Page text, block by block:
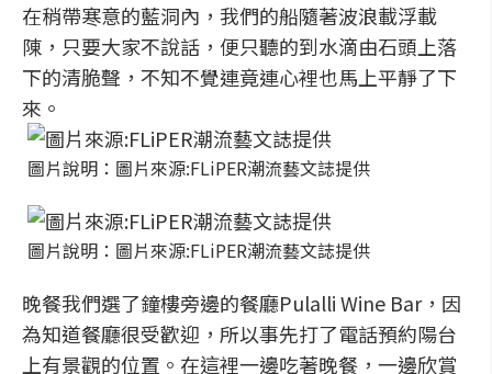
在稍帶寒意的藍洞內，我們的船隨著波浪載浮載
陳，只要大家不說話，便只聽的到水滴由石頭上落
下的清脆聲，不知不覺連竟連心裡也馬上平靜了下
來。
圖片說明：圖片來源:FLiPER潮流藝文誌提供
圖片說明：圖片來源:FLiPER潮流藝文誌提供
晚餐我們選了鐘樓旁邊的餐廳Pulalli Wine Bar，因
為知道餐廳很受歡迎，所以事先打了電話預約陽台
上有景觀的位置。在這裡一邊吃著晚餐，一邊欣賞